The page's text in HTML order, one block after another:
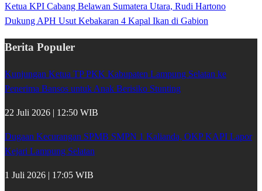
Ketua KPI Cabang Belawan Sumatera Utara, Rudi Hartono
Dukung APH Usut Kebakaran 4 Kapal Ikan di Gabion
Berita Populer
Kunjungan Ketua TP PKK Kabupaten Lampung Selatan ke
Penerima Bansos untuk Anak Berisiko Stunting
22 Juli 2026 | 12:50 WIB
Dugaan Kecurangan SPMB SMPN 1 Kalianda, OKP KAPI Lapor
Kejari Lampung Selatan
1 Juli 2026 | 17:05 WIB